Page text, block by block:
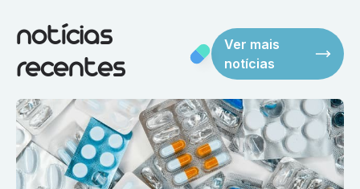
notícias
recentes
Ver mais
notícias